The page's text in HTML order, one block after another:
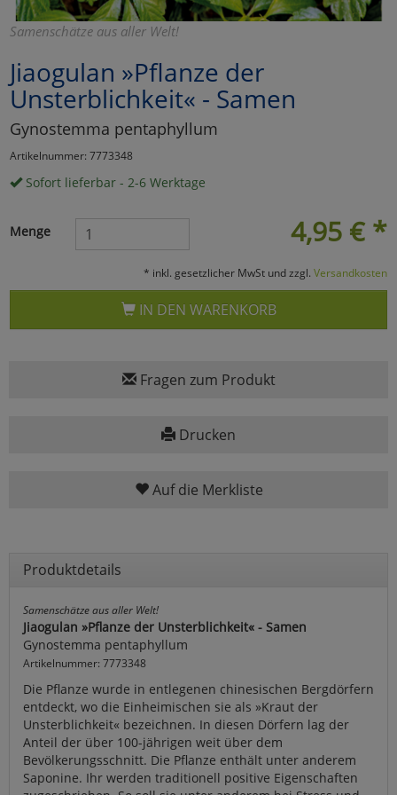
Samenschätze aus aller Welt!
Jiaogulan »Pflanze der
Unsterblichkeit« - Samen
Gynostemma pentaphyllum
Artikelnummer: 7773348
Sofort lieferbar - 2-6 Werktage
4,95 € *
Menge
* inkl. gesetzlicher MwSt und zzgl. Versandkosten
IN DEN WARENKORB
Fragen zum Produkt
Drucken
Auf die Merkliste
Produktdetails
Samenschätze aus aller Welt!
Jiaogulan »Pflanze der Unsterblichkeit« - Samen
Gynostemma pentaphyllum
Artikelnummer: 7773348
Die Pflanze wurde in entlegenen chinesischen Bergdörfern
entdeckt, wo die Einheimischen sie als »Kraut der
Unsterblichkeit« bezeichnen. In diesen Dörfern lag der
Anteil der über 100-jährigen weit über dem
Bevölkerungsschnitt. Die Pflanze enthält unter anderem
Saponine. Ihr werden traditionell positive Eigenschaften
Marketing
Umfragetools
Cookies
Einstellungen speichern
zu Haupptseite